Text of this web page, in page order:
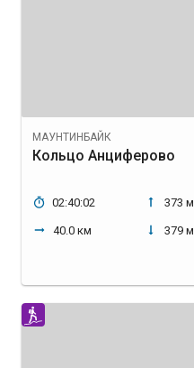
МАУНТИНБАЙК
Кольцо Анциферово
02:40:02
40.0 км
373 м
379 м